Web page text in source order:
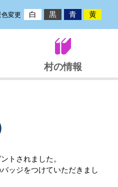
変更 白 黒 青 黄
村の情報
トされました。
ッジをつけていただきまし